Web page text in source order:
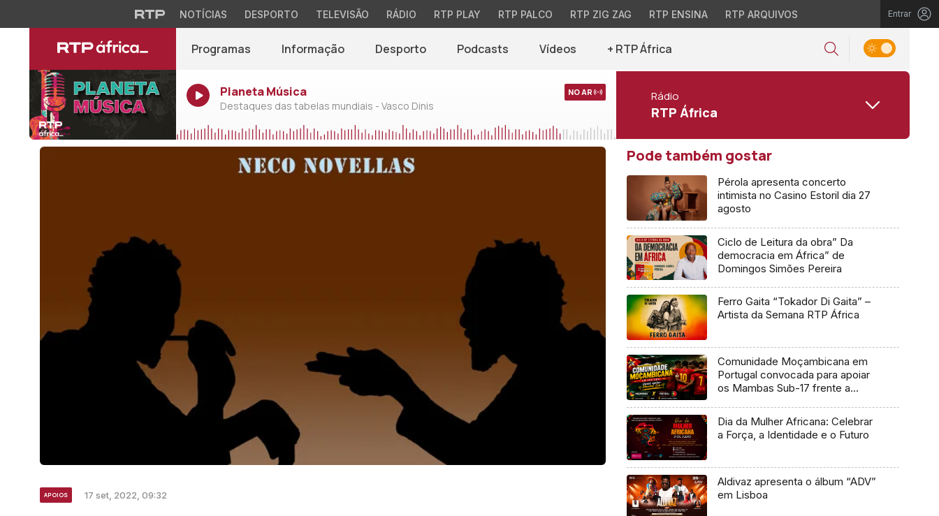
NOTÍCIAS DESPORTO TELEVISÃO RÁDIO RTP PLAY RTP PALCO RTP ZIG ZAG RTP ENSINA RTP ARQUIVOS Entrar
Programas Informação Desporto Podcasts Vídeos + RTP África
Planeta Música
Destaques das tabelas mundiais - Vasco Dinis
NO AR Rádio
RTP África
APOIOS 17 set, 2022, 09:32
Pode também gostar
Pérola apresenta concerto
intimista no Casino Estoril dia 27
agosto
Ciclo de Leitura da obra” Da
democracia em África” de
Domingos Simões Pereira
Ferro Gaita “Tokador Di Gaita” –
Artista da Semana RTP África
Comunidade Moçambicana em
Portugal convocada para apoiar
os Mambas Sub-17 frente a
Dia da Mulher Africana: Celebrar
a Força, a Identidade e o Futuro
Aldivaz apresenta o álbum “ADV”
em Lisboa